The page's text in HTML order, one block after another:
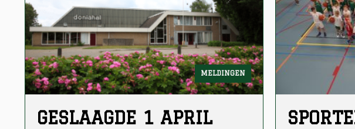
MELDINGEN
GESLAAGDE 1 APRIL